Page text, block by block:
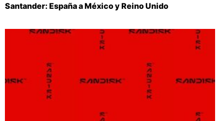
Santander: España a México y Reino Unido